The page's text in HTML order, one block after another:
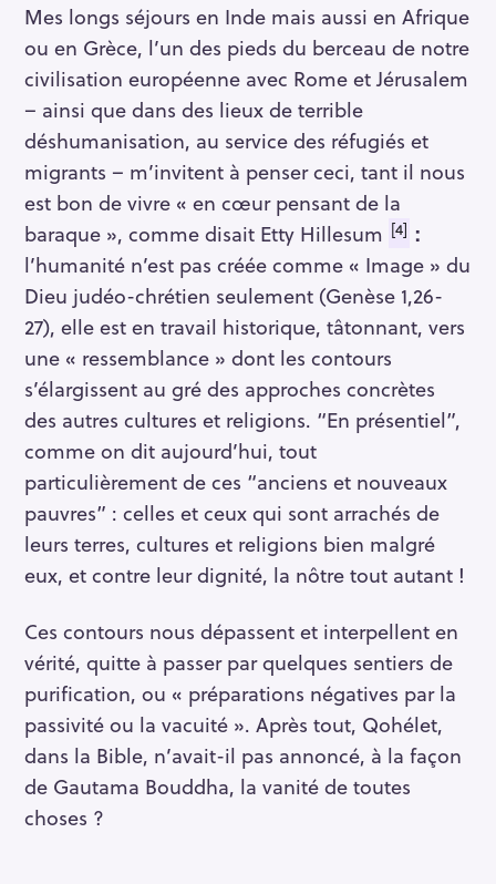
Mes longs séjours en Inde mais aussi en Afrique
ou en Grèce, l’un des pieds du berceau de notre
civilisation européenne avec Rome et Jérusalem
– ainsi que dans des lieux de terrible
déshumanisation, au service des réfugiés et
migrants – m’invitent à penser ceci, tant il nous
est bon de vivre « en cœur pensant de la
baraque », comme disait Etty Hillesum [4] :
l’humanité n’est pas créée comme « Image » du
Dieu judéo-chrétien seulement (Genèse 1,26-
27), elle est en travail historique, tâtonnant, vers
une « ressemblance » dont les contours
s’élargissent au gré des approches concrètes
des autres cultures et religions. “En présentiel”,
comme on dit aujourd’hui, tout
particulièrement de ces “anciens et nouveaux
pauvres” : celles et ceux qui sont arrachés de
leurs terres, cultures et religions bien malgré
eux, et contre leur dignité, la nôtre tout autant !
Ces contours nous dépassent et interpellent en
vérité, quitte à passer par quelques sentiers de
purification, ou « préparations négatives par la
passivité ou la vacuité ». Après tout, Qohélet,
dans la Bible, n’avait-il pas annoncé, à la façon
de Gautama Bouddha, la vanité de toutes
choses ?